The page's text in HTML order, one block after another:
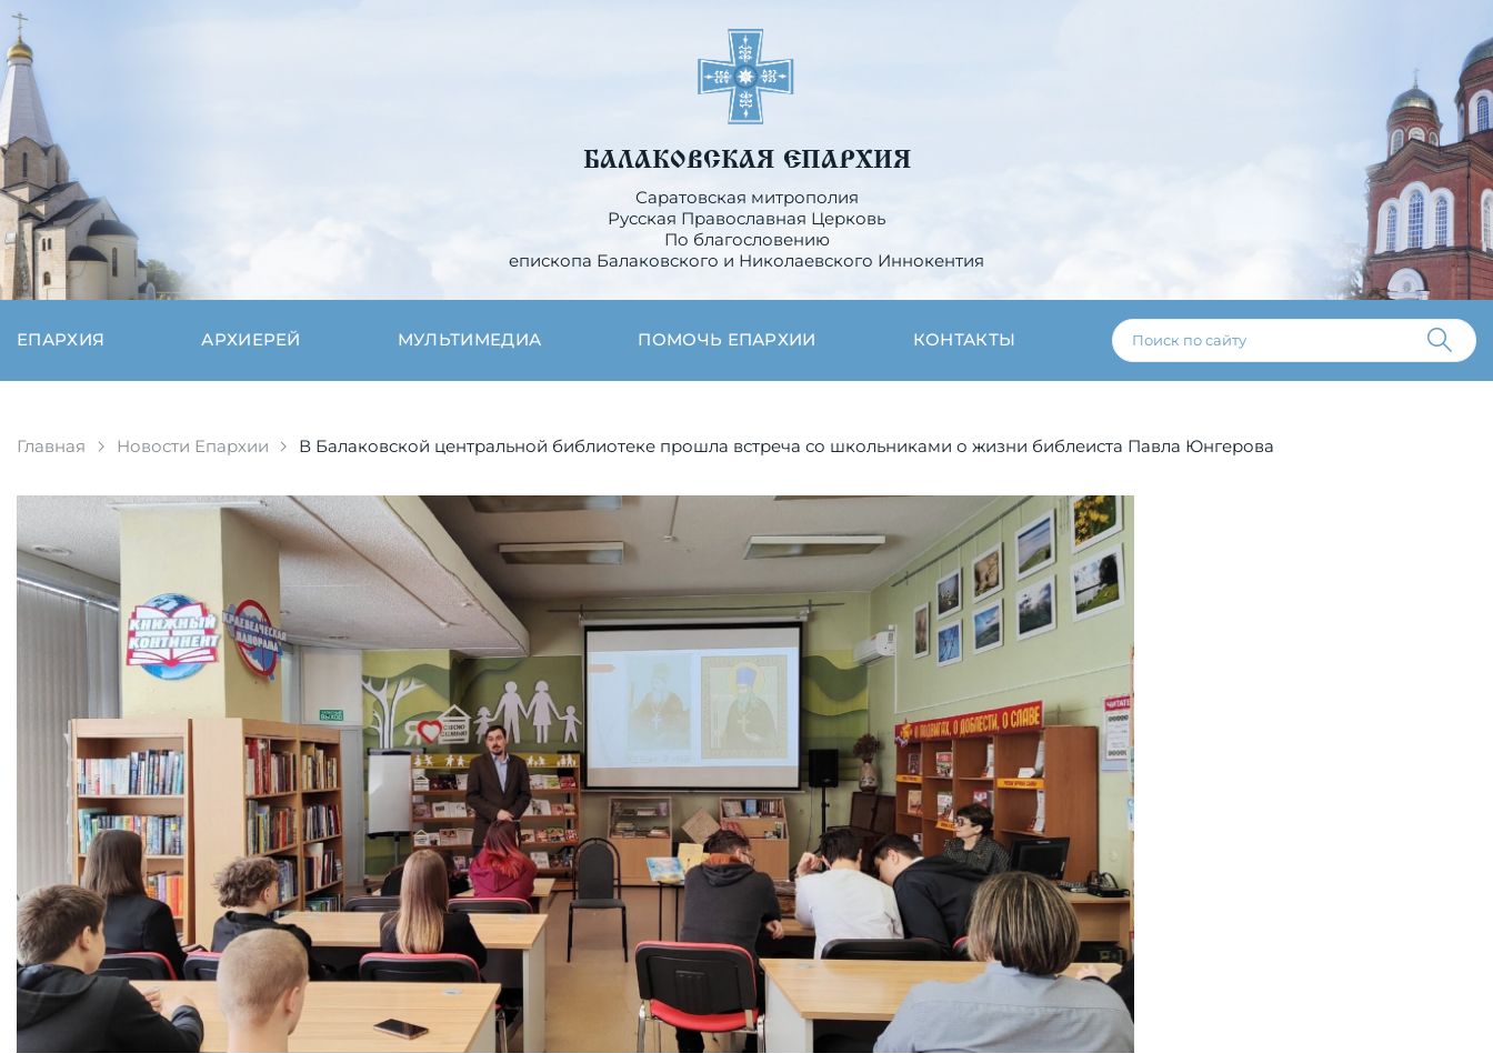
БАЛАКОВСКАЯ ЕПАРХИЯ
Саратовская митрополия
Русская Православная Церковь
По благословению
епископа Балаковского и Николаевского Иннокентия
ЕПАРХИЯ АРХИЕРЕЙ МУЛЬТИМЕДИА ПОМОЧЬ ЕПАРХИИ КОНТАКТЫ
Главная Новости Епархии В Балаковской центральной библиотеке прошла встреча со школьниками о жизни библеиста Павла Юнгерова